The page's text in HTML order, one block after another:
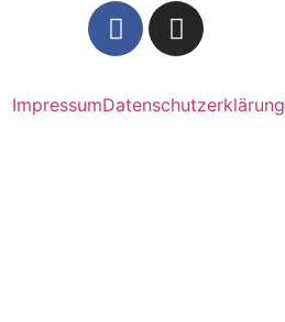
ImpressumDatenschutzerklärung